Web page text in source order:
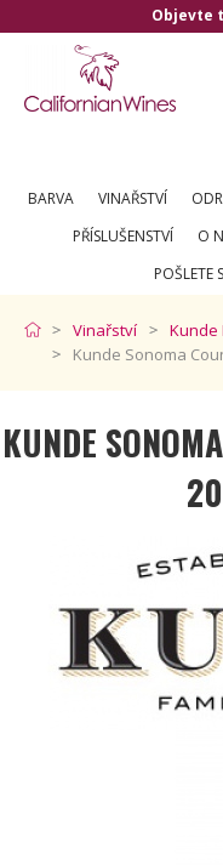
nejlepší z Kalifornie
BARVA VINAŘSTVÍ
PŘÍSLUŠENSTVÍ
O
POŠLETE
Vinařství
Kunde
Kunde Sonoma
KUNDE